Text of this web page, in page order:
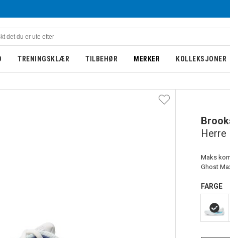
TRENINGSKLÆR TILBEHØR MERKER KOLLEKSJONER
Maks
Ghost
FARGE